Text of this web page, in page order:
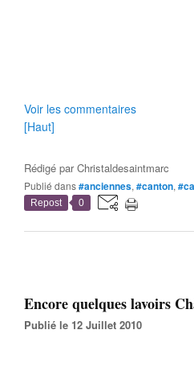
Voir les commentaires
[Haut]
Rédigé parChristaldesaintmarc
Publié dans#anciennes, #canton,
Repost 0
Encore quelques lavoirs
Publié le 12 Juillet 2010